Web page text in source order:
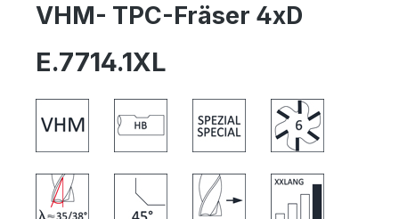
VHM- TPC-Fräser 4xD
E.7714.1XL